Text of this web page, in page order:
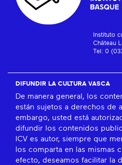
Instituto
Château
Tel: 0
DIFUNDIR LA CULTURA VASCA
De manera general, los
están sujetos a derechos de
embargo, usted está
difundir los contenidos
ICV es autor, siempre que
los comparta en las mismas
efecto, deseamos facilitar la